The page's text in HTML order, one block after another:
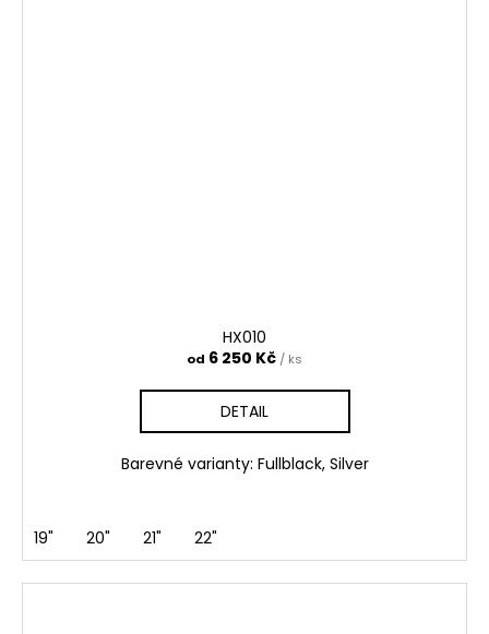
HX010
od 6 250 Kč / ks
DETAIL
Barevné varianty: Fullblack, Silver
19" 20" 21" 22"